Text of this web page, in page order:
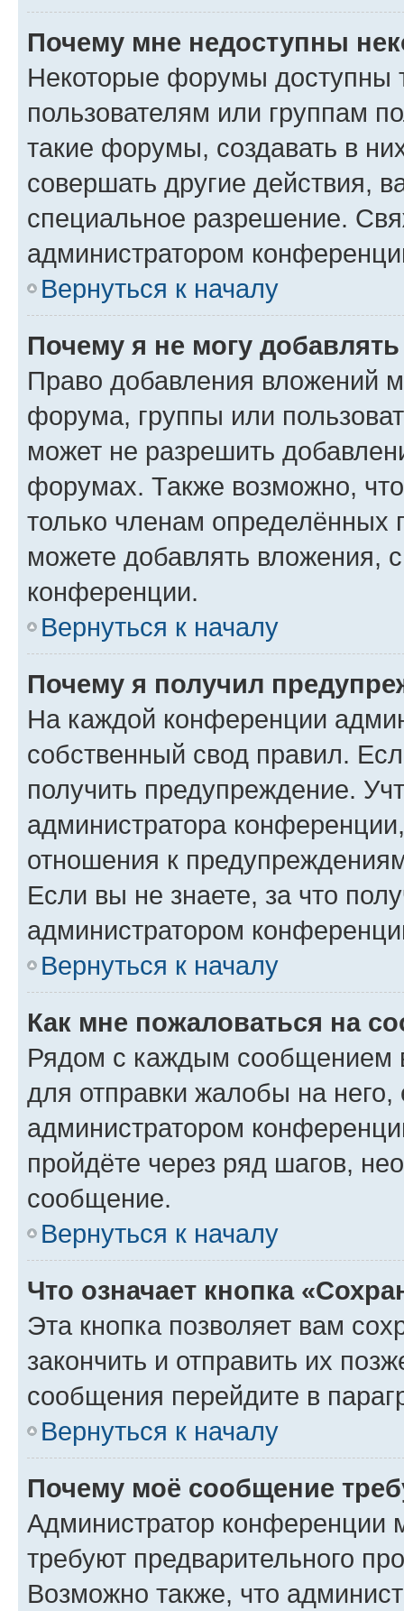
Почему мне недоступны
Некоторые форумы доступны
пользователям или группам
такие форумы, создавать в
совершать другие действия,
специальное разрешение.
администратором
Вернуться к началу
Почему я не могу
Право добавления вложений
форума, группы или
может не разрешить
форумах. Также возможно,
только членам определённых
можете добавлять вложения,
конференции.
Вернуться к началу
Почему я получил
На каждой конференции
собственный свод правил.
получить предупреждение.
администратора
отношения к
Если вы не знаете, за что
администратором
Вернуться к началу
Как мне пожаловаться на
Рядом с каждым сообщением
для отправки жалобы на
администратором
пройдёте через ряд шагов,
сообщение.
Вернуться к началу
Что означает кнопка
Эта кнопка позволяет вам
закончить и отправить их
сообщения перейдите в
Вернуться к началу
Почему моё сообщение
Администратор конференции
требуют предварительного
Возможно также, что